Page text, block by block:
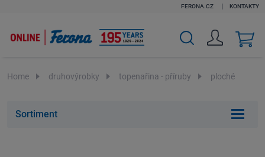
v
FERONA.CZ KONTAKTY
Home druhovýrobky topenařina - příruby ploché
Sortiment